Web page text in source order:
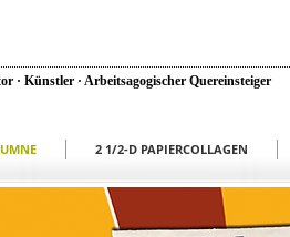
· Künstler · Arbeitsagogischer Quereinsteiger
2 1/2-D PAPIERCOLLAGEN